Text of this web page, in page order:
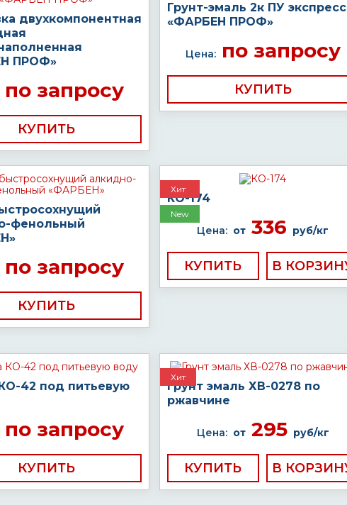
двухкомпонентная
ПРОФ»
запросу
КУПИТЬ
Грунт-эмаль 2к ПУ экспресс
«ФАРБЕН ПРОФ»
Цена:по запросу
КУПИТЬ
фенольный
запросу
КУПИТЬ
Хит
New
КО-174
Цена: от 336 руб/кг
КУПИТЬ
42 под питьевую
запросу
КУПИТЬ
Хит
Грунт эмаль ХВ-0278 по
ржавчине
Цена: от295 руб/кг
КУПИТЬ